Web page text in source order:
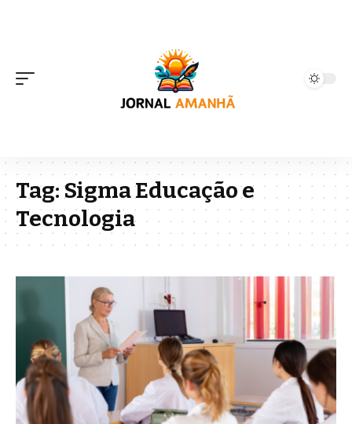
Tag:Sigma Educação e
Tecnologia